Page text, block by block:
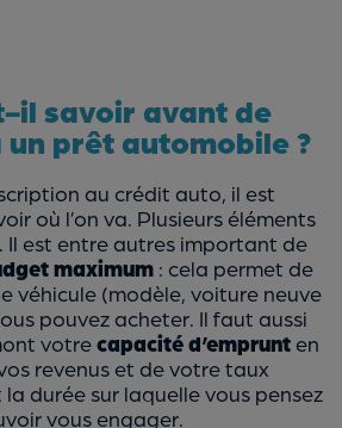
il savoir avant de
prêt automobile ?
au crédit auto, il est
où l’on va. Plusieurs éléments
Il est entre autres important de
maximum : cela permet de
véhicule (modèle, voiture neuve
pouvez acheter. Il faut aussi
votrecapacité d’emprunten
revenus et de votre taux
durée sur laquelle vous pensez
vous engager.